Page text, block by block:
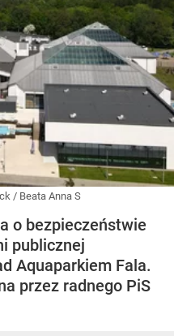
/ Beata Anna S
o bezpieczeństwie
publicznej
Aquaparkiem Fala.
przez radnego PiS